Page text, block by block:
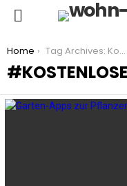
You are here:
Home Tag Archives: Kostenlose Garten-Apps